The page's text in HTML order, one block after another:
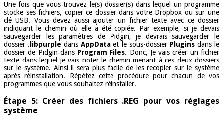
Une fois que vous trouvez le(s) dossier(s) dans lequel un programme
stocke ses fichiers, copier ce dossier dans votre Dropbox ou sur une
clé USB. Vous devez aussi ajouter un fichier texte avec ce dossier
indiquant le chemin où elle a été copiée. Par exemple, si je devais
sauvegarder les paramètres de Pidgin, je devrais sauvegarder le
dossier .libpurple dansAppData et le sous-dossier Pluginsdans le
dossier de Pidgin dans Program Files. Donc, Je vais créer un fichier
texte dans lequel je vais noter le chemin menant à ces deux dossiers
sur le système. Ainsi il sera plus facile de les recopier sur le système
après réinstallation. Répétez cette procédure pour chacun de vos
programmes que vous souhaitez réinstaller.
Étape 5: Créer des fichiers .REG pour vos réglages
système